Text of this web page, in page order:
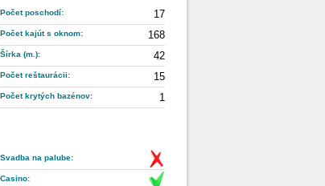
Počet poschodí: 17
Počet kajút s oknom: 168
Šírka (m.): 42
Počet reštaurácii: 15
Počet krytých bazénov: 1
Svadba na palube:
Casino: